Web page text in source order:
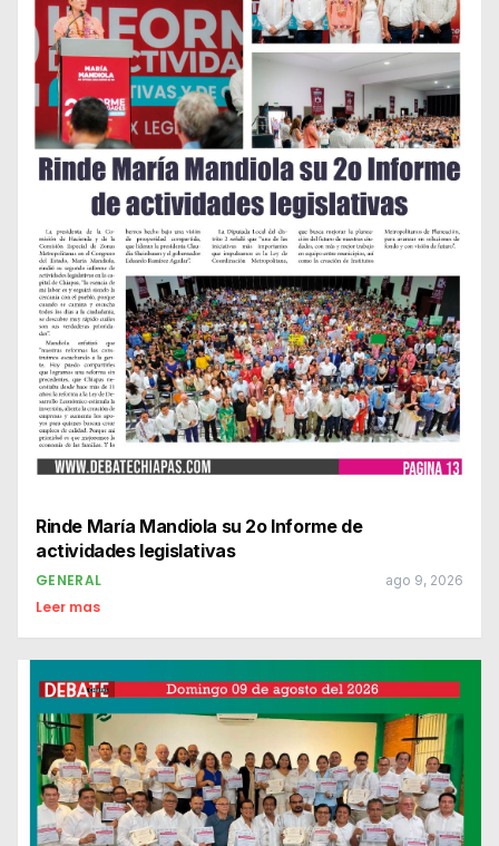
Rinde María Mandiola su 2o Informe de
actividades legislativas
GENERAL ago 9, 2026
Leer mas